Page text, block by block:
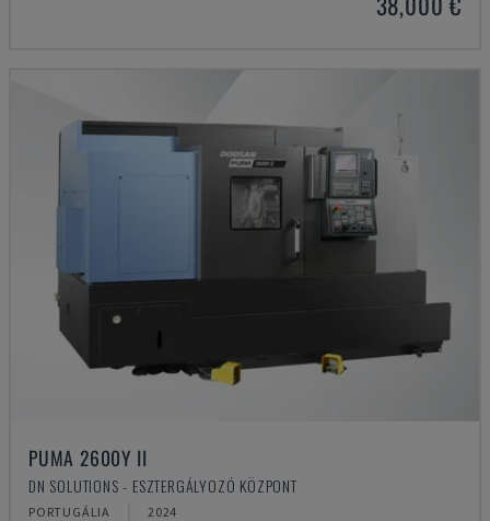
PUMA 2600Y II
DN SOLUTIONS - ESZTERGÁLYOZÓ KÖZPONT
PORTUGÁLIA 2024